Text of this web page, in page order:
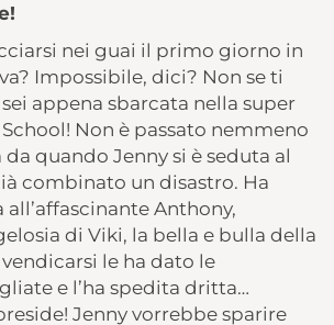
nei guai il primo giorno in
Impossibile, dici? Non se ti
appena sbarcata nella super
Non è passato nemmeno
da quando Jenny si è seduta al
combinato un disastro. Ha
Anthony,
di Viki, la bella e bulla della
le ha dato le
e l’ha spedita dritta…
Jenny vorrebbe sparire